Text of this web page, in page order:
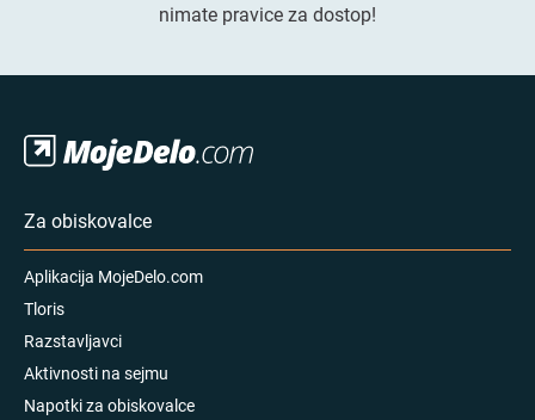
nimate pravice za dostop!
Za obiskovalce
Aplikacija MojeDelo.com
Tloris
Razstavljavci
Aktivnosti na sejmu
Napotki za obiskovalce